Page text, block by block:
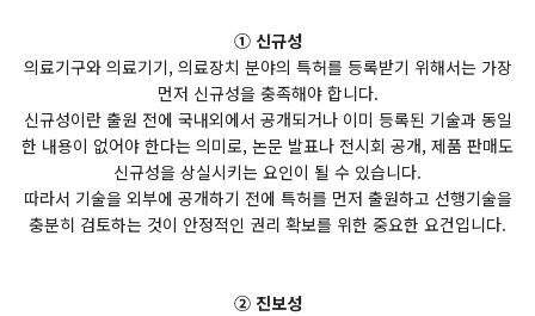
① 신규성
의료기구와 의료기기, 의료장치 분야의 특허를 등록받기 위해서는 가장
먼저 신규성을 충족해야 합니다.
신규성이란 출원 전에 국내외에서 공개되거나 이미 등록된 기술과 동일
한 내용이 없어야 한다는 의미로, 논문 발표나 전시회 공개, 제품 판매도
신규성을 상실시키는 요인이 될 수 있습니다.
따라서 기술을 외부에 공개하기 전에 특허를 먼저 출원하고 선행기술을
충분히 검토하는 것이 안정적인 권리 확보를 위한 중요한 요건입니다.
② 진보성